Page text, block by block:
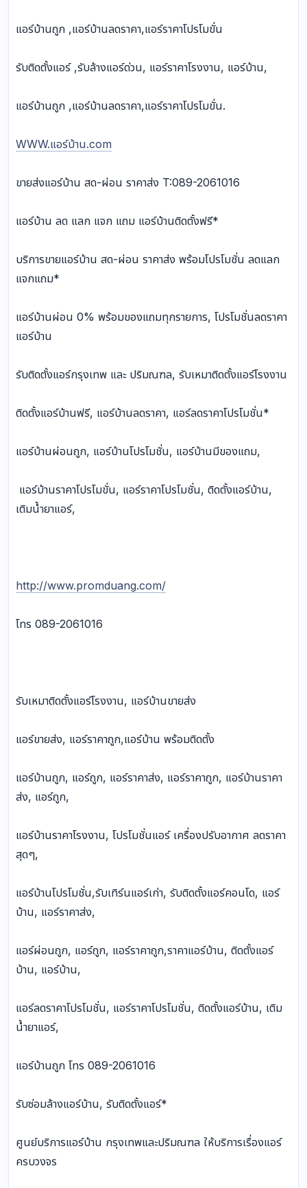
แอร์บ้านถูก ,แอร์บ้านลดราคา,แอร์ราคาโปรโมขั่น
รับติดตั้งแอร์ ,รับล้างแอร์ด่วน, แอร์ราคาโรงงาน, แอร์บ้าน,
แอร์บ้านถูก ,แอร์บ้านลดราคา,แอร์ราคาโปรโมขั่น.
WWW.แอร์บ้าน.com
ขายส่งแอร์บ้าน สด-ผ่อน ราคาส่ง T:089-2061016
แอร์บ้าน ลด แลก แจก แถม แอร์บ้านติดตั้งฟรี*
บริการขายแอร์บ้าน สด-ผ่อน ราคาส่ง พร้อมโปรโมชั่น ลดแลก
แจกแถม*
แอร์บ้านผ่อน 0% พร้อมของแถมทุกรายการ, โปรโมชั่นลดราคา
แอร์บ้าน
รับติดตั้งแอร์กรุงเทพ และ ปริมณฑล, รับเหมาติดตั้งแอร์โรงงาน
ติดตั้งแอร์บ้านฟรี, แอร์บ้านลดราคา, แอร์ลดราคาโปรโมชั่น*
แอร์บ้านผ่อนถูก, แอร์บ้านโปรโมชั่น, แอร์บ้านมีของแถม,
แอร์บ้านราคาโปรโมขั่น, แอร์ราคาโปรโมชั่น, ติดตั้งแอร์บ้าน,
เติมน้ำยาแอร์,
http://www.promduang.com/
โทร 089-2061016
รับเหมาติดตั้งแอร์โรงงาน, แอร์บ้านขายส่ง
แอร์ขายส่ง, แอร์ราคาถูก,แอร์บ้าน พร้อมติดตั้ง
แอร์บ้านถูก, แอร์ถูก, แอร์ราคาส่ง, แอร์ราคาถูก, แอร์บ้านราคา
ส่ง, แอร์ถูก,
แอร์บ้านราคาโรงงาน, โปรโมชั่นแอร์ เครื่องปรับอากาศ ลดราคา
สุดๆ,
แอร์บ้านโปรโมชั่น,รับเทิร์นแอร์เก่า, รับติดตั้งแอร์คอนโด, แอร์
บ้าน, แอร์ราคาส่ง,
แอร์ผ่อนถูก, แอร์ถูก, แอร์ราคาถูก,ราคาแอร์บ้าน, ติดตั้งแอร์
บ้าน, แอร์บ้าน,
แอร์ลดราคาโปรโมชั่น, แอร์ราคาโปรโมชั่น, ติดตั้งแอร์บ้าน, เติม
น้ำยาแอร์,
แอร์บ้านถูก โทร 089-2061016
รับซ่อมล้างแอร์บ้าน, รับติดตั้งแอร์*
ศูนย์บริการแอร์บ้าน กรุงเทพและปริมณฑล ให้บริการเรื่องแอร์
ครบวงจร